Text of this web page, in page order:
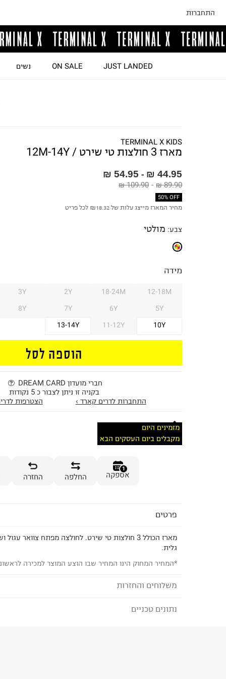
התחברות
JUST LANDED
ON SALE נשים
TERMINAL X KIDS
מארז 3 חולצות טי שירט / 12M-14Y
44.95 ₪
-
54.95 ₪
89.90 ₪
-
109.90 ₪
50% OFF
מחיר המארז מייצג עלות של ₪18.32 לכל פריט
צבע: מולטי
מידה
12-18M
18-24M
2Y
3Y
5Y
6Y
7Y
8Y
10Y
11-12Y
13-14Y
הוספה לסל
חברי מועדון DREAM CARD
בקניה זו ניתן לצבור כ 5 נקודות
התחברות לדרים קארד ›
הצטרפות
מזמינים היום
מקבלים ביום העסקים הבא
1
אספקה החלפה החזרה
פרטים
מארז הכולל 3 חולצות טי שירט. לחולצה מפתח צוואר
גלית.
*המחיר המחוק הינו המחיר שבו הוצע המוצר למכירה
משלוחים והחזרות
לבחירת בשיטת המשלוח המתאימה לכם,
נתונים טכניים